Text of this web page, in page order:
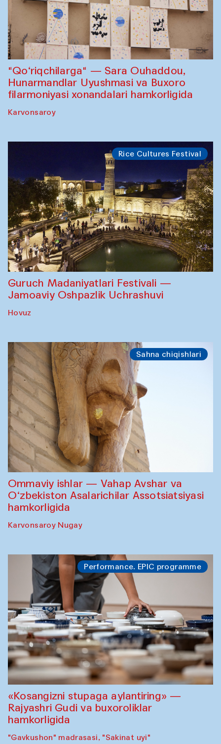
"Qo‘riqchilarga" — Sara Ouhaddou,
Hunarmandlar Uyushmasi va Buxoro
filarmoniyasi xonandalari hamkorligida
Karvonsaroy
Rice Cultures Festival
Guruch Madaniyatlari Festivali —
Jamoaviy Oshpazlik Uchrashuvi
Hovuz
Sahna chiqishlari
Ommaviy ishlar — Vahap Avshar va
O‘zbekiston Asalarichilar Assotsiatsiyasi
hamkorligida
Karvonsaroy Nugay
Performance. EPIC programme
«Kosangizni stupaga aylantiring» —
Rajyashri Gudi va buxoroliklar
hamkorligida
"Gavkushon" madrasasi, "Sakinat uyi"